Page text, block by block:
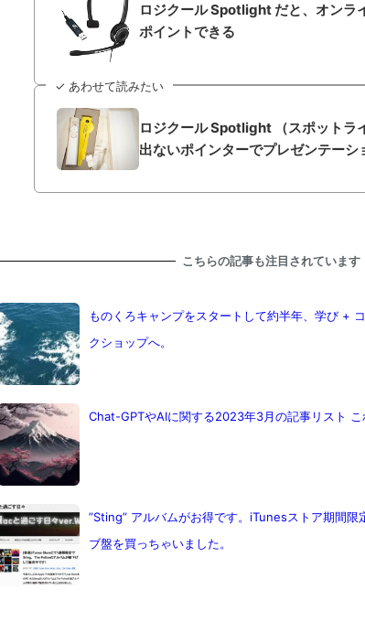
ロジクール Spotlight だと、オンラ
ポイントできる
✓ あわせて読みたい
ロジクール Spotlight （スポットラ
出ないポインターでプレゼンテーシ
こちらの記事も注目されています
ものくろキャンプをスタートして約半年、学び +
クショップへ。
Chat-GPTやAIに関する2023年3月の記事リスト こ
”Sting” アルバムがお得です。iTunesストア期間
ブ盤を買っちゃいました。